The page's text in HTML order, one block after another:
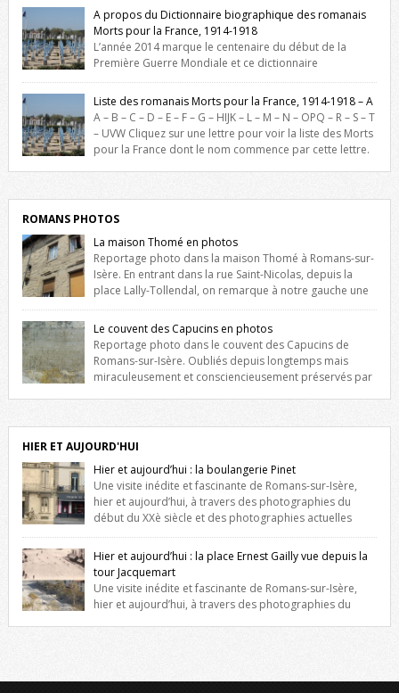
A propos du Dictionnaire biographique des romanais
Morts pour la France, 1914-1918
L’année 2014 marque le centenaire du début de la
Première Guerre Mondiale et ce dictionnaire
biographique veut rendre hommage aux romanais Morts pour la
France durant ce conflit. La base de cette recherche historique est
constituée des noms gravés sur les plaques commémoratives de
l’Hôtel de Ville, du lycée du Dauphiné et du lycée Triboulet, […]
Liste des romanais Morts pour la France, 1914-1918 – A
A – B – C – D – E – F – G – HIJK – L – M – N – OPQ – R – S – T
– UVW Cliquez sur une lettre pour voir la liste des Morts
pour la France dont le nom commence par cette lettre.
ROMANS PHOTOS
La maison Thomé en photos
Reportage photo dans la maison Thomé à Romans-sur-
Isère. En entrant dans la rue Saint-Nicolas, depuis la
place Lally-Tollendal, on remarque à notre gauche une
maison construite au XVIè siècle. Les deux façades sont ornées de
fenêtres jumelles à meneaux. Entre ces deux étages, on peut voir une
niche qui contient une statue de la Vierge. […]
Le couvent des Capucins en photos
Reportage photo dans le couvent des Capucins de
Romans-sur-Isère. Oubliés depuis longtemps mais
miraculeusement et consciencieusement préservés par
l’histoire de la redécouverte de vestiges du couvent des Capucins !
Petit retour sur l’histoire […]
HIER ET AUJOURD'HUI
Hier et aujourd’hui : la boulangerie Pinet
Une visite inédite et fascinante de Romans-sur-Isère,
hier et aujourd’hui, à travers des photographies du
début du XXè siècle et des photographies actuelles
prises exactement dans le même cadre ! A l’angle de la place Jean
Jaurès et de l’avenue Victor Hugo (à côté d’Intermarché), à Romans. La
boulangerie Jules Pinet est inscrite dans le […]
Hier et aujourd’hui : la place Ernest Gailly vue depuis la
tour Jacquemart
Une visite inédite et fascinante de Romans-sur-Isère,
hier et aujourd’hui, à travers des photographies du